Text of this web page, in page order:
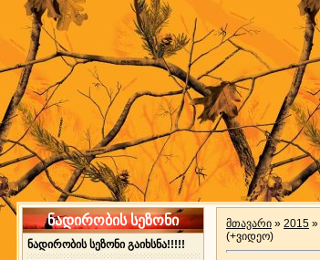
ნადირობის სეზონი
ნადირობის სეზონი გაიხსნა!!!!!
მთავარი » 2015 »
(+ვიდეო)